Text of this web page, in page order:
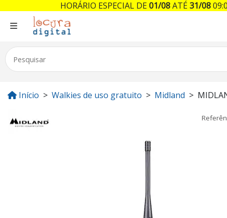
Início Walkies de uso gratuito Midland
HORÁRIO ESPECIAL DE01/08ATÉ31/08